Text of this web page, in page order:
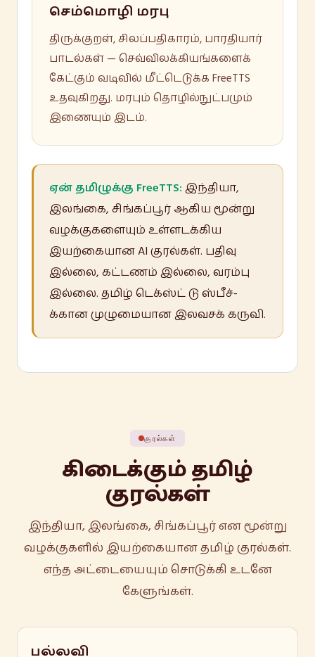
செம்மொழி மரபு
திருக்குறள், சிலப்பதிகாரம், பாரதியார்
பாடல்கள் — செவ்விலக்கியங்களைக்
கேட்கும் வடிவில் மீட்டெடுக்க FreeTTS
உதவுகிறது. மரபும் தொழில்நுட்பமும்
இணையும் இடம்.
ஏன் தமிழுக்கு FreeTTS: இந்தியா,
இலங்கை, சிங்கப்பூர் ஆகிய மூன்று
வழக்குகளையும் உள்ளடக்கிய
இயற்கையான AI குரல்கள். பதிவு
இல்லை, கட்டணம் இல்லை, வரம்பு
இல்லை. தமிழ் டெக்ஸ்ட் டு ஸ்பீச்-
க்கான முழுமையான இலவசக் கருவி.
குரல்கள்
கிடைக்கும் தமிழ்
குரல்கள்
இந்தியா, இலங்கை, சிங்கப்பூர் என மூன்று
வழக்குகளில் இயற்கையான தமிழ் குரல்கள்.
எந்த அட்டையையும் சொடுக்கி உடனே
கேளுங்கள்.
பல்லவி